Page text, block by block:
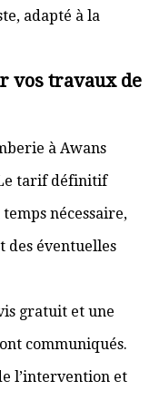
adapté à la
vos travaux de
à Awans
tarif définitif
nécessaire,
des éventuelles
gratuit et une
communiqués.
l’intervention et